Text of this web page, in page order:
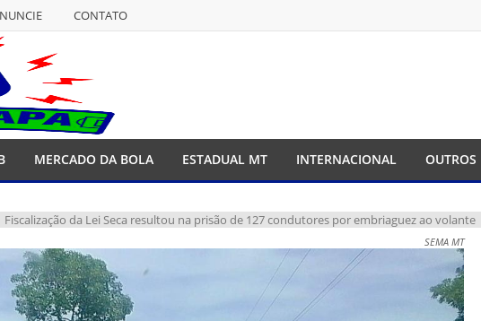
CONTATO
MERCADO DA BOLA ESTADUAL MT INTERNACIONAL OUTROS
Fiscalização da Lei Seca resultou na prisão de 127 condutores por embriaguez ao volante
SEMA MT